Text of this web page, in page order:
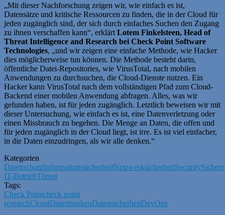
„Mit dieser Nachforschung zeigen wir, wie einfach es ist,
Datensätze und kritische Ressourcen zu finden, die in der Cloud für
jeden zugänglich sind, der sich durch einfaches Suchen den Zugang
zu ihnen verschaffen kann“, erklärt Lotem Finkelsteen, Head of
Threat Intelligence and Research bei Check Point Software
Technologies, „und wir zeigen eine einfache Methode, wie Hacker
dies möglicherweise tun können. Die Methode besteht darin,
öffentliche Datei-Repositories, wie VirusTotal, nach mobilen
Anwendungen zu durchsuchen, die Cloud-Dienste nutzen. Ein
Hacker kann VirusTotal nach dem vollständigen Pfad zum Cloud-
Backend einer mobilen Anwendung abfragen. Alles, was wir
gefunden haben, ist für jeden zugänglich. Letztlich beweisen wir mit
dieser Untersuchung, wie einfach es ist, eine Datenverletzung oder
einen Missbrauch zu begehen. Die Menge an Daten, die offen und
für jeden zugänglich in der Cloud liegt, ist irre. Es ist viel einfacher,
in die Daten einzudringen, als wir alle denken.“
Kategorien
DatenschutzInformationssicherheitNetzwerksicherheitSecurity
IT-BetriebThreat
Tags:
Check Pointcheck point
researchCloudDatenbankenDatensicherheitDevOps